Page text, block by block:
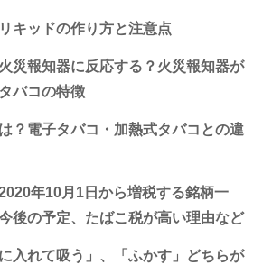
キッドの作り方と注意点
災報知器に反応する？火災報知器が
バコの特徴
？電子タバコ・加熱式タバコとの違
年10月1日から増税する銘柄一
後の予定、たばこ税が高い理由など
入れて吸う」、「ふかす」どちらが